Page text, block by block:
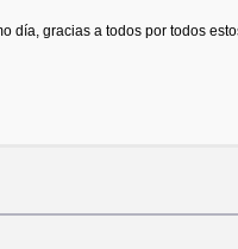
día, gracias a todos por todos